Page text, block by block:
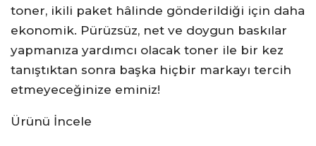
toner, ikili paket hâlinde gönderildiği için daha
ekonomik. Pürüzsüz, net ve doygun baskılar
yapmanıza yardımcı olacak toner ile bir kez
tanıştıktan sonra başka hiçbir markayı tercih
etmeyeceğinize eminiz!
Ürünü İncele